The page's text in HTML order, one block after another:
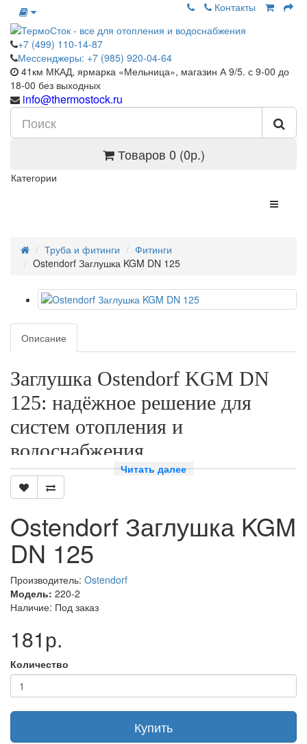
Контакты
+7 (499) 110-14-87
Мессенджеры: +7 (985) 920-04-64
41км МКАД, ярмарка «Мельница», магазин А 9/5. с 9-00 до
18-00 без выходных
info@thermostock.ru
Товаров 0 (0р.)
Категории
Труба и фитинги
Фитинги
Ostendorf Заглушка KGM DN 125
Описание
Заглушка Ostendorf KGM DN
125: надёжное решение для
систем отопления и
водоснабжения
Почему стоит выбрать заглушку
Ostendorf KGM DN 125?
Заглушка Ostendorf KGM DN 125 — это высококачественный
продукт, который обеспечивает надёжную защиту и герметичность
системы отопления или водоснабжения. Она изготовлена из
прочного материала, устойчивого к коррозии и механическим
повреждениям. Благодаря своей конструкции и качественным
материалам, заглушка Ostendorf KGM DN 125 обеспечивает
Характеристики заглушки Ostendorf
KGM DN 125
Характеристика
KGM DN 125
Диаметр
Читать далее
Ostendorf Заглушка KGM
DN 125
Производитель: Ostendorf
Модель: 220-2
Наличие: Под заказ
181р.
Количество
Купить